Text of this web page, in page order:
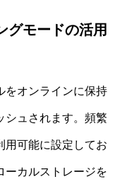
グモードの活用
をオンラインに保持
シュされます。頻繁
用可能に設定してお
ーカルストレージを